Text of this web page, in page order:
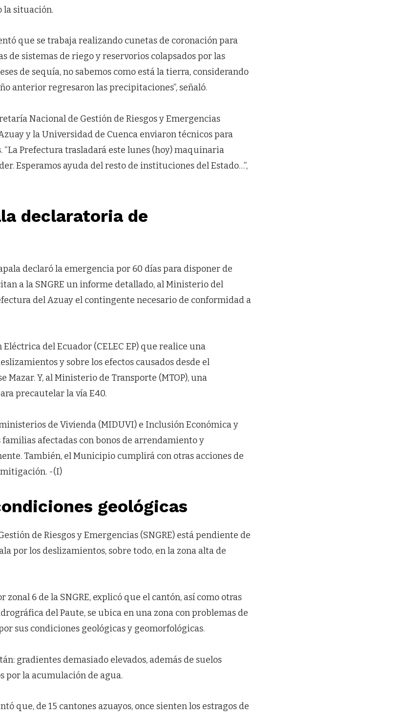
la situación.
que se trabaja realizando cunetas de coronación para
de sistemas de riego y reservorios colapsados por las
de sequía, no sabemos como está la tierra, considerando
anterior regresaron las precipitaciones”, señaló.
Nacional de Gestión de Riesgos y Emergencias
y la Universidad de Cuenca enviaron técnicos para
“La Prefectura trasladará este lunes (hoy) maquinaria
Esperamos ayuda del resto de instituciones del Estado…”,
declaratoria de
declaró la emergencia por 60 días para disponer de
a la SNGRE un informe detallado, al Ministerio del
del Azuay el contingente necesario de conformidad a
del Ecuador (CELEC EP) que realice una
y sobre los efectos causados desde el
Mazar. Y, al Ministerio de Transporte (MTOP), una
precautelar la vía E40.
de Vivienda (MIDUVI) e Inclusión Económica y
familias afectadas con bonos de arrendamiento y
También, el Municipio cumplirá con otras acciones de
-(I)
geológicas
de Riesgos y Emergencias (SNGRE) está pendiente de
por los deslizamientos, sobre todo, en la zona alta de
6 de la SNGRE, explicó que el cantón, así como otras
del Paute, se ubica en una zona con problemas de
sus condiciones geológicas y geomorfológicas.
gradientes demasiado elevados, además de suelos
por la acumulación de agua.
que, de 15 cantones azuayos, once sienten los estragos de